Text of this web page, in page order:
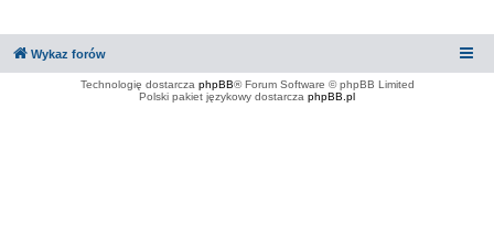
Wykaz forów
Technologię dostarcza phpBB® Forum Software © phpBB Limited
Polski pakiet językowy dostarcza phpBB.pl